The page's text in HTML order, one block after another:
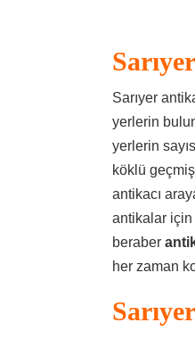
Sarıyer
yerlerin
yerlerin
köklü
antikacı
antikalar için
beraber
her zaman